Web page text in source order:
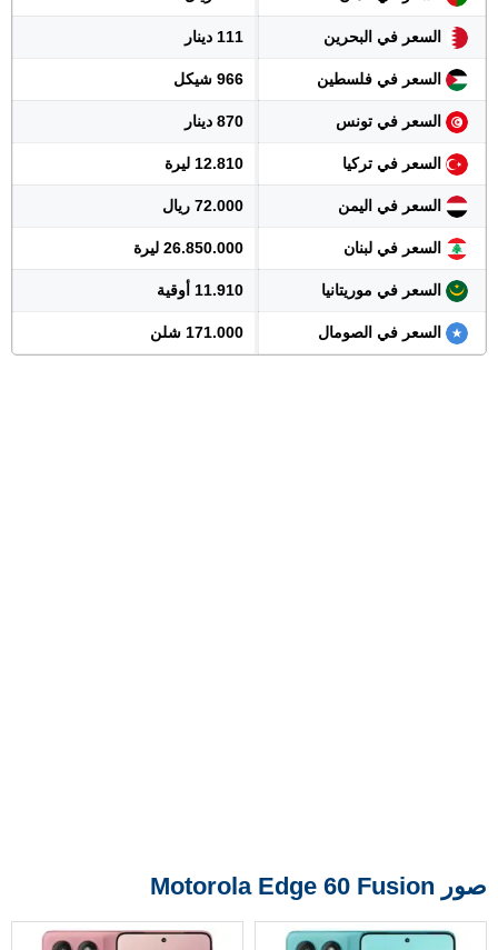
السعر في البحرين 111 دينار
السعر في فلسطين 966 شيكل
السعر في تونس 870 دينار
السعر في تركيا 12.810 ليرة
السعر في اليمن 72.000 ريال
السعر في لبنان 26.850.000 ليرة
السعر في موريتانيا 11.910 أوقية
السعر في الصومال 171.000 شلن
صور Motorola Edge 60 Fusion